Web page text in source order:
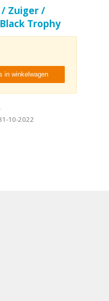
Zuiger /
Trophy
in winkelwagen
10-2022